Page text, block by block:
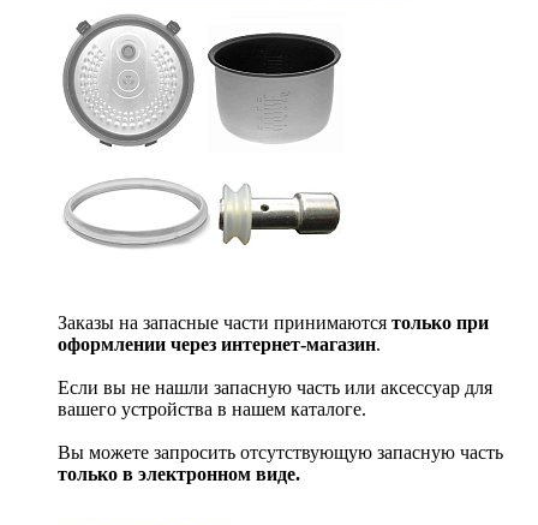
Заказы на запасные части принимаются только при
оформлении через интернет-магазин.
Если вы не нашли запасную часть или аксессуар для
вашего устройства в нашем каталоге.
Вы можете запросить отсутствующую запасную часть
только в электронном виде.